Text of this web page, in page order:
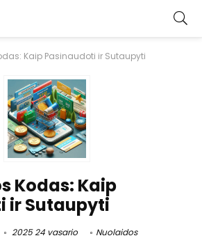
Kaip Pasinaudoti ir Sutaupyti
Kodas: Kaip
ir Sutaupyti
2025 24 vasario Nuolaidos